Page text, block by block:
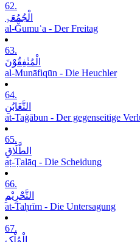
62.
الْجُمُعَۃِ
al-Ǧumuʿa - Der Freitag
63.
الْمُنٰفِقُوْنَ
al-Munāfiqūn - Die Heuchler
64.
التَّغَابُنِ
at-Taġābun - Der gegenseitige
65.
الطَّلَاقِ
aṭ-Ṭalāq - Die Scheidung
66.
التَّحْرِیْمِ
at-Taḥrīm - Die Untersagung
67.